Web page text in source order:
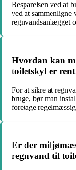
Besparelsen ved at
ved at sammenligne
regnvandsanlægget
Hvordan kan
toiletskyl er
For at sikre at
bruge, bør man
foretage
Er der
regnvand til